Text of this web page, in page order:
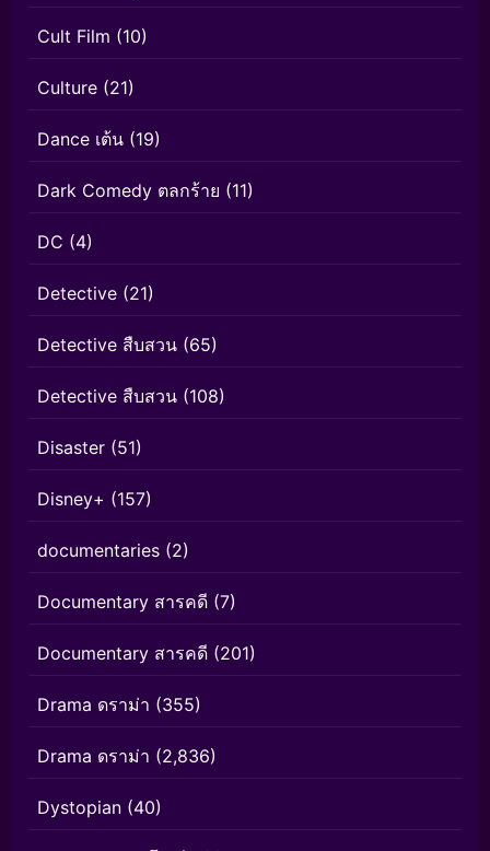
Cult Film (10)
Culture (21)
Dance เต้น (19)
Dark Comedy ตลกร้าย (11)
DC (4)
Detective (21)
Detective สืบสวน (65)
Detective สืบสวน (108)
Disaster (51)
Disney+ (157)
documentaries (2)
Documentary สารคดี (7)
Documentary สารคดี (201)
Drama ดราม่า (355)
Drama ดราม่า (2,836)
Dystopian (40)